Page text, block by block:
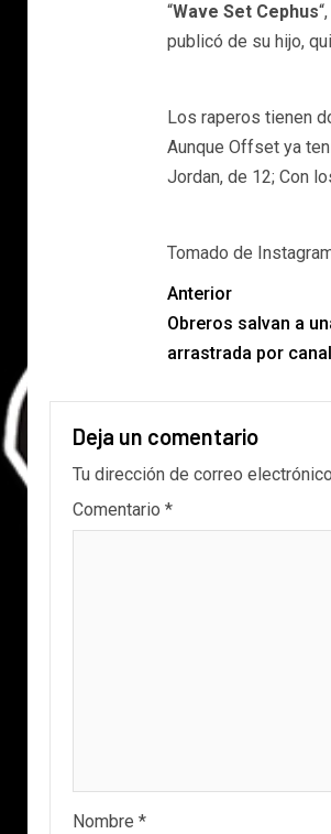
“Wave Set Cephus
publicó de su hijo,
Los raperos tienen
Aunque Offset ya
Jordan, de 12; Con
Tomado de
Anterior
Obreros salvan a
arrastrada por
Deja un comentario
Tu dirección de correo
Comentario *
Nombre *